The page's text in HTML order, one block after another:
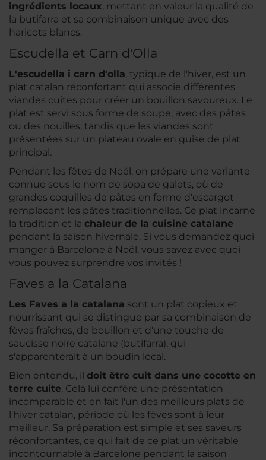
ingrédients locaux, mettant en valeur la qualité de
la butifarra et sa combinaison unique avec des
haricots blancs.
Escudella et Carn d'Olla
L'escudella i carn d'olla, typique de l'hiver, est un
plat catalan réconfortant qui associe différentes
viandes cuites pour créer un bouillon savoureux. Le
plat est servi sous forme de soupe, avec des pâtes
ou des nouilles, tandis que les viandes sont
présentées sur un plateau ovale en guise de plat
principal.
Pendant les fêtes de Noël, on prépare une variante
connue sous le nom de sopa de galets, où de
grandes coquilles de pâtes en forme d'escargot
remplacent les pâtes traditionnelles. Ce plat incarne
la tradition et la chaleur de la cuisine catalane
pendant la saison hivernale. Si vous demandez quoi
manger à Barcelone à Noël, vous savez avec quoi
vous pouvez surprendre vos invités !
Faves a la Catalana
Les Faves a la catalana sont un plat copieux et
nourrissant qui se distingue par sa combinaison de
fèves fraîches, de bouillon et d'une touche de
saucisse noire catalane (butifarra), qui
s'apparenterait à un boudin local.
Bien entendu, il doit être cuit dans une cocotte en
terre cuite. Cela lui confère une présentation
incomparable et en fait l'un des meilleurs plats de
l'hiver catalan, période où les fèves sont à leur
meilleur. Sa préparation est simple et ses saveurs
réconfortantes, ce qui fait de ce plat un véritable
incontournable à Barcelone pendant la saison